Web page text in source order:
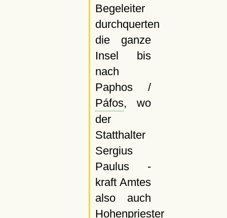
Begeleiter
durchquerten
die ganze
Insel bis
nach
Paphos /
Páfos, wo
der
Statthalter
Sergius
Paulus -
kraft Amtes
also auch
Hohenpriester